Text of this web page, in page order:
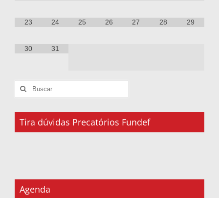
23 24 25 26 27 28 29
30 31
Tira dúvidas Precatórios Fundef
Agenda